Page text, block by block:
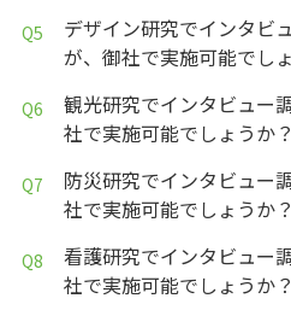
デザイン研究でインタビ
が、御社で実施可能でし
観光研究でインタビュー
社で実施可能でしょうか？
防災研究でインタビュー
社で実施可能でしょうか？
看護研究でインタビュー
社で実施可能でしょうか？